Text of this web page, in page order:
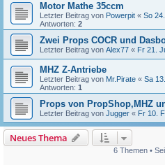
Motor Mathe 35ccm
Letzter Beitrag von Powerpit « So
Antworten: 2
Zwei Props COCR und
Letzter Beitrag von Alex77 « Fr 21.
MHZ Z-Antriebe
Letzter Beitrag von Mr.Pirate « Sa
Antworten: 1
Props von PropShop,MHZ
Letzter Beitrag von Jugger « Fr 10.
Neues Thema
6 Themen •